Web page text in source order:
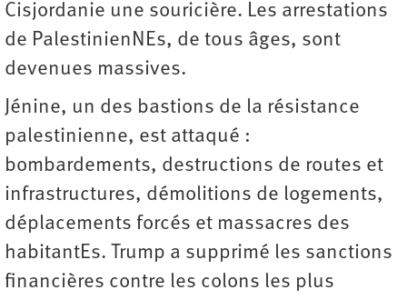
Cisjordanie une souricière. Les arrestations
de PalestinienNEs, de tous âges, sont
devenues massives.
Jénine, un des bastions de la résistance
palestinienne, est attaqué :
bombardements, destructions de routes et
infrastructures, démolitions de logements,
déplacements forcés et massacres des
habitantEs. Trump a supprimé les sanctions
financières contre les colons les plus